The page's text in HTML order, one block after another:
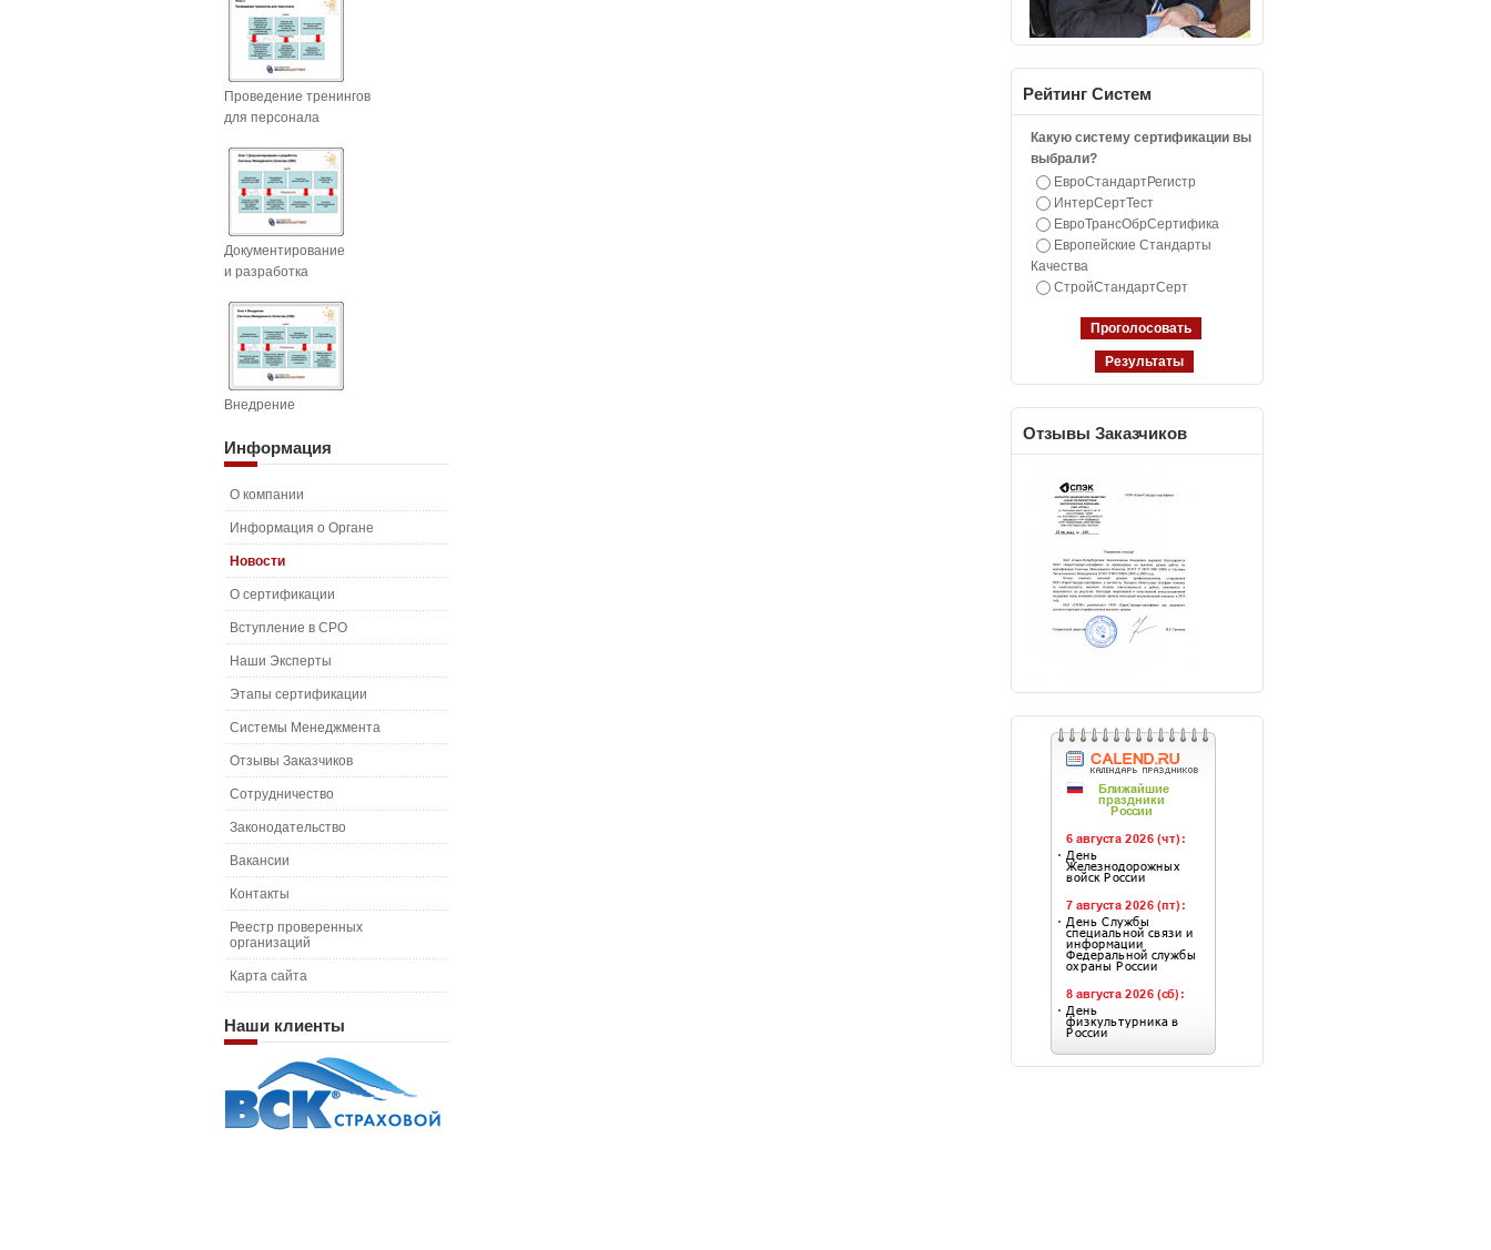
Проведение тренингов
для персонала
Документирование
и разработка
Внедрение
Информация
О компании
Информация о Органе
Новости
О сертификации
Вступление в СРО
Наши Эксперты
Этапы сертификации
Системы Менеджмента
Отзывы Заказчиков
Сотрудничество
Законодательство
Вакансии
Контакты
Реестр проверенных
организаций
Карта сайта
Наши клиенты
Рейтинг Систем
Какую систему сертификации вы
выбрали?
ЕвроСтандартРегистр
ИнтерСертТест
ЕвроТрансОбрСертифика
Европейские Стандарты
Качества
СтройСтандартСерт
Отзывы Заказчиков